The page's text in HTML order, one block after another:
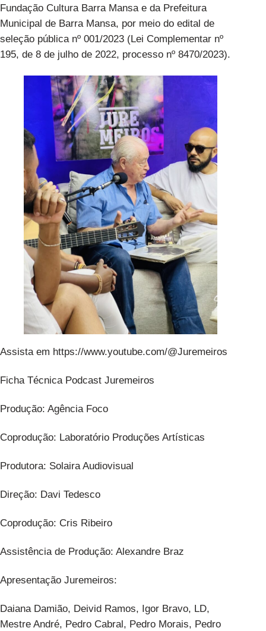
Fundação Cultura Barra Mansa e da Prefeitura
Municipal de Barra Mansa, por meio do edital de
seleção pública nº 001/2023 (Lei Complementar nº
195, de 8 de julho de 2022, processo nº 8470/2023).
Assista em https://www.youtube.com/@Juremeiros
Ficha Técnica Podcast Juremeiros
Produção: Agência Foco
Coprodução: Laboratório Produções Artísticas
Produtora: Solaira Audiovisual
Direção: Davi Tedesco
Coprodução: Cris Ribeiro
Assistência de Produção: Alexandre Braz
Apresentação Juremeiros:
Daiana Damião, Deivid Ramos, Igor Bravo, LD,
Mestre André, Pedro Cabral, Pedro Morais, Pedro